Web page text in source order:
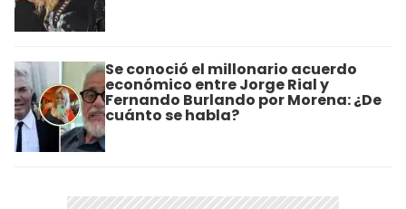
Se conoció el millonario acuerdo
económico entre Jorge Rial y
Fernando Burlando por Morena: ¿De
cuánto se habla?